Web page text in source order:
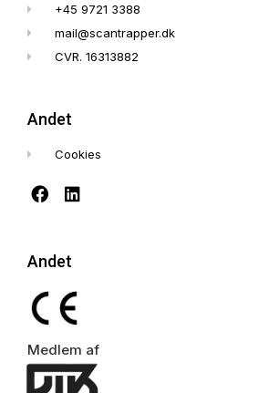
+45 9721 3388
mail@scantrapper.dk
CVR. 16313882
Andet
Cookies
Andet
Medlem af